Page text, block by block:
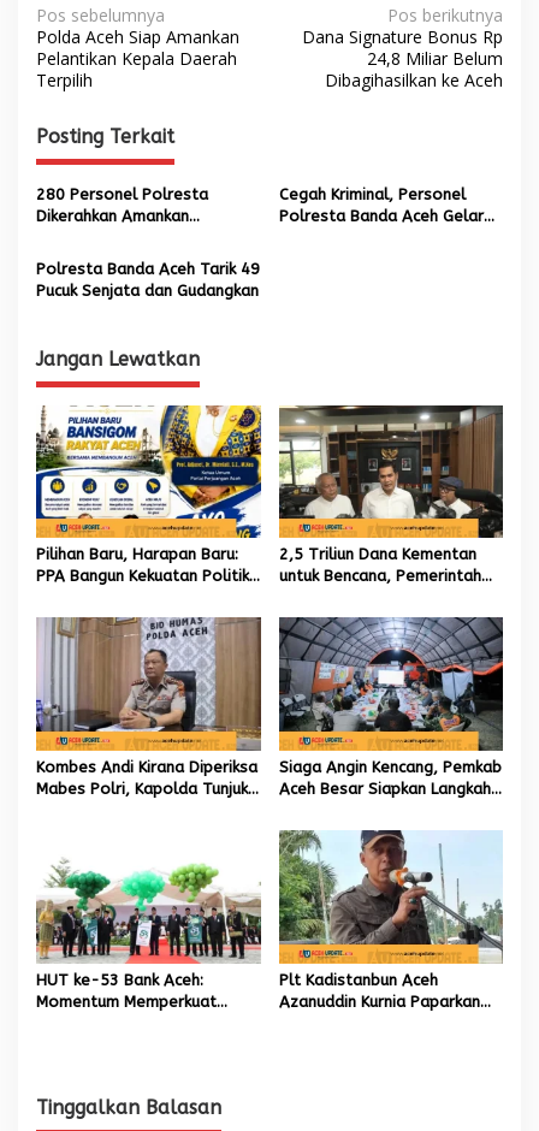
N
a
v
i
g
a
s
i
p
s
Pos sebelumnya
Polda Aceh Siap Amankan
Pelantikan Kepala Daerah
Terpilih
Pos berikutnya
Dana Signature Bonus Rp
24,8 Miliar Belum
Dibagihasilkan ke Aceh
Posting Terkait
280 Personel Polresta
Dikerahkan Amankan
Cegah Kriminal, Personel
Polresta Banda Aceh Gelar
Polresta Banda Aceh Tarik 49
Pucuk Senjata dan Gudangkan
Jangan Lewatkan
Pilihan Baru, Harapan Baru:
PPA Bangun Kekuatan Politik
2,5 Triliun Dana Kementan
untuk Bencana, Pemerintah
Kombes Andi Kirana Diperiksa
Mabes Polri, Kapolda Tunjuk
Aceh
Siaga Angin Kencang, Pemkab
Aceh Besar Siapkan Langkah
HUT ke-53 Bank Aceh:
Momentum Memperkuat
Plt Kadistanbun Aceh
Azanuddin Kurnia Paparkan
Tinggalkan Balasan